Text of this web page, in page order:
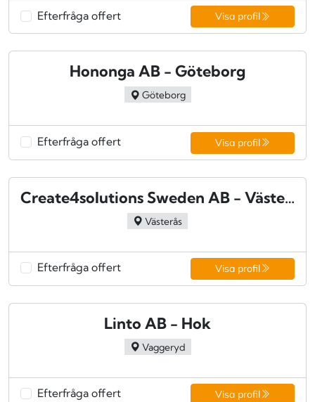
Efterfråga offert Visa profil
Hononga AB - Göteborg
Göteborg
Efterfråga offert Visa profil
Create4solutions Sweden AB - Västerås
Västerås
Efterfråga offert Visa profil
Linto AB - Hok
Vaggeryd
Efterfråga offert Visa profil